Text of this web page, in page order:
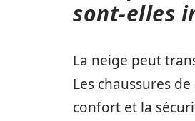
sont-elles
La neige peut
Les chaussures
confort et la